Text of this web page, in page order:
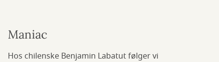
Maniac
Hos chilenske Benjamin Labatut følger vi